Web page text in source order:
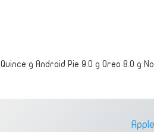
و Android KitKat 4.4 و Lollipop 5.0 و Marshmallow 6.0 و Nougat 7.0 و Oreo 8.0 و Android Pie 9.0 و Quince